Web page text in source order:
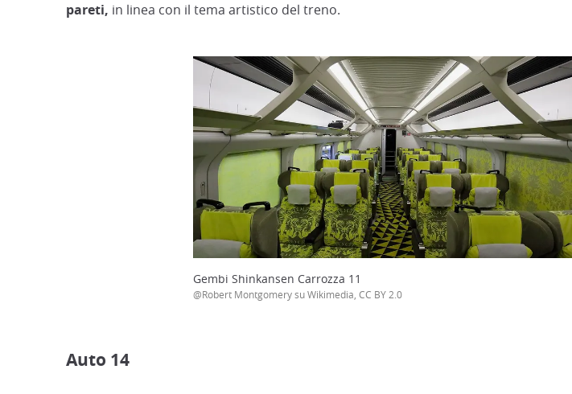
pareti, in linea con il tema artistico del treno.
Gembi Shinkansen Carrozza 11
@Robert Montgomery su Wikimedia, CC BY 2.0
Auto 14